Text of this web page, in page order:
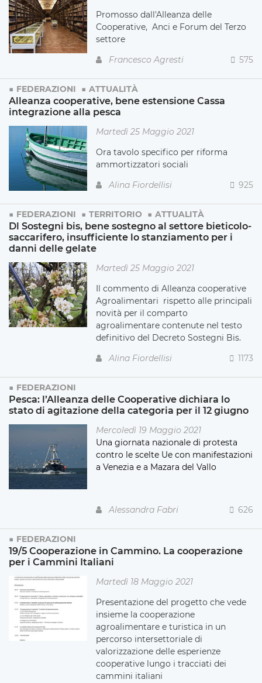
Promosso dall'Alleanza delle
Cooperative, Anci e Forum del Terzo
settore
Francesco Agresti
575
FEDERAZIONI ATTUALITÀ
Alleanza cooperative, bene estensione Cassa
integrazione alla pesca
Martedì 25 Maggio 2021
Ora tavolo specifico per riforma
ammortizzatori sociali
Alina Fiordellisi
925
FEDERAZIONI TERRITORIO ATTUALITÀ
Dl Sostegni bis, bene sostegno al settore bieticolo-
saccarifero, insufficiente lo stanziamento per i
danni delle gelate
Martedì 25 Maggio 2021
Il commento di Alleanza cooperative
Agroalimentari rispetto alle principali
novità per il comparto
agroalimentare contenute nel testo
definitivo del Decreto Sostegni Bis.
Alina Fiordellisi
1173
FEDERAZIONI
Pesca: l’Alleanza delle Cooperative dichiara lo
stato di agitazione della categoria per il 12 giugno
Mercoledì 19 Maggio 2021
Una giornata nazionale di protesta
contro le scelte Ue con manifestazioni
a Venezia e a Mazara del Vallo
Alessandra Fabri 626
FEDERAZIONI
19/5 Cooperazione in Cammino. La cooperazione
per i Cammini Italiani
Martedì 18 Maggio 2021
Presentazione del progetto che vede
insieme la cooperazione
agroalimentare e turistica in un
percorso intersettoriale di
valorizzazione delle esperienze
cooperative lungo i tracciati dei
cammini italiani